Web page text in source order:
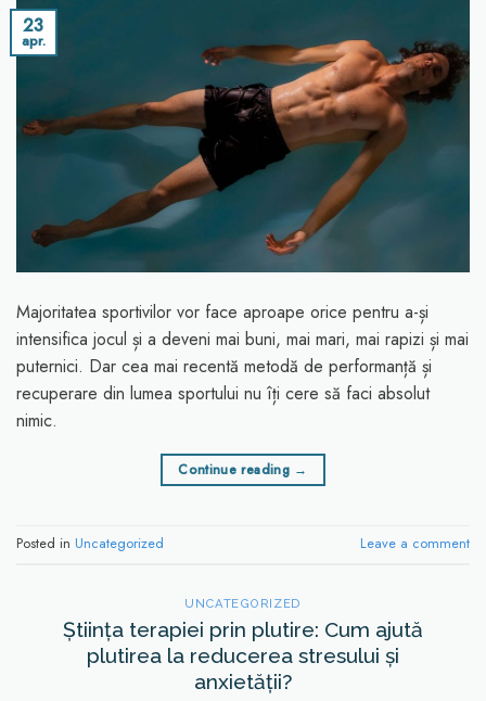
23
apr.
Majoritatea sportivilor vor face aproape orice pentru a-și
intensifica jocul și a deveni mai buni, mai mari, mai rapizi și mai
puternici. Dar cea mai recentă metodă de performanță și
recuperare din lumea sportului nu îți cere să faci absolut
nimic.
Continue reading →
Posted in Uncategorized Leave a comment
UNCATEGORIZED
Știința terapiei prin plutire: Cum ajută
plutirea la reducerea stresului și
anxietății?